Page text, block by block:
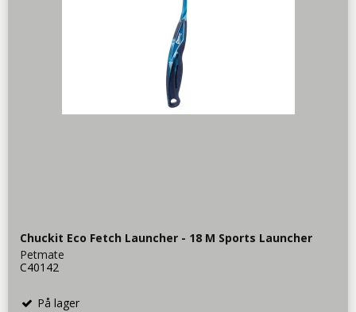
Chuckit Eco Fetch Launcher - 18 M Sports Launcher
Petmate
C40142
På lager